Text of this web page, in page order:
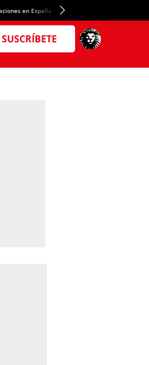
en España Crédito del Spotify Camp Nou